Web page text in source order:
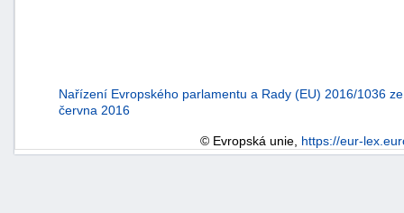
Nařízení Evropského parlamentu a Rady (EU) 2016/1036
června 2016
© Evropská unie, https://eur-
škody